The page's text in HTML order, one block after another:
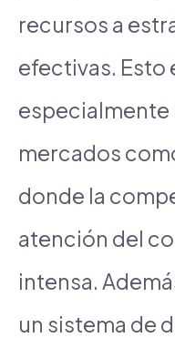
recursos a
efectivas. Esto
mercados
donde la
atención del
intensa.
un sistema de